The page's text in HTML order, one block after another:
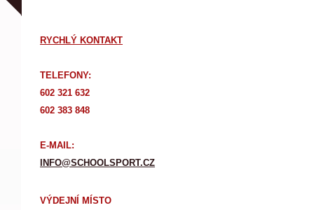
RYCHLÝ KONTAKT
TELEFONY:
602 321 632
602 383 848
E-MAIL:
INFO@SCHOOLSPORT.CZ
VÝDEJNÍ MÍSTO